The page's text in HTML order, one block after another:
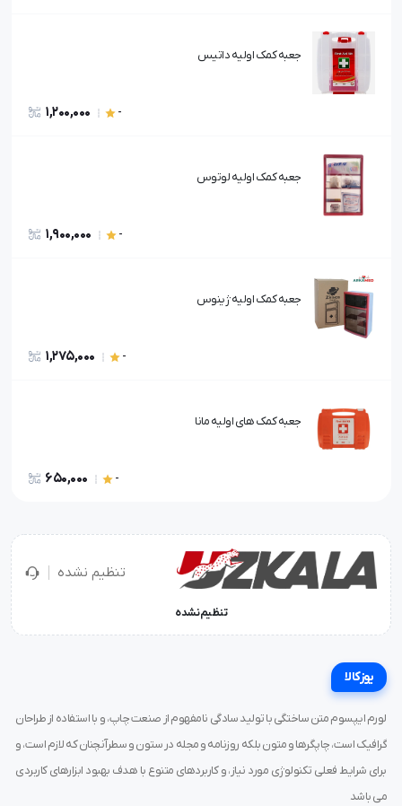
جعبه کمک اولیه داتیس
-
1,200,000
جعبه کمک اولیه لوتوس
-
1,900,000
جعبه کمک اولیه ژینوس
-
1,275,000
جعبه کمک های اولیه مانا
-
650,000
تنظیم نشده
تنظیم نشده
یوزکالا
لورم ایپسوم متن ساختگی با تولید سادگی نامفهوم از صنعت چاپ، و با استفاده از طراحان
گرافیک است، چاپگرها و متون بلکه روزنامه و مجله در ستون و سطرآنچنان که لازم است، و
برای شرایط فعلی تکنولوژی مورد نیاز، و کاربردهای متنوع با هدف بهبود ابزارهای کاربردی
می باشد